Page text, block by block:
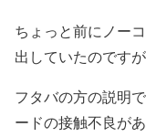
ちょっと前にノー
出していたのです
フタバの方の説明
ードの接触不良が